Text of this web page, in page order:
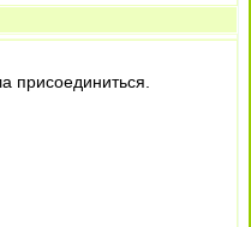
присоединиться.